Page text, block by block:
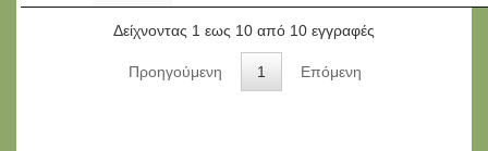
Δείχνοντας 1 εως 10 από 10 εγγραφές
Προηγούμενη 1 Επόμενη